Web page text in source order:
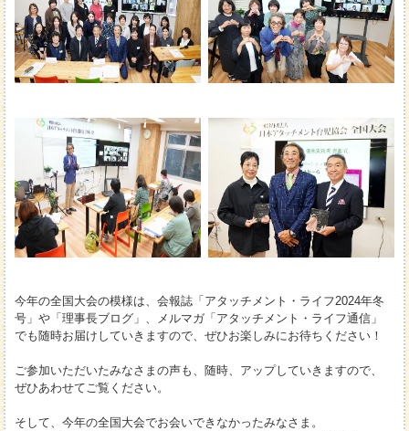
今年の全国大会の模様は、会報誌「アタッチメント・ライフ2024年冬
号」や「理事長ブログ」、メルマガ「アタッチメント・ライフ通信」
でも随時お届けしていきますので、ぜひお楽しみにお待ちください！
ご参加いただいたみなさまの声も、随時、アップしていきますので、
ぜひあわせてご覧ください。
そして、今年の全国大会でお会いできなかったみなさま。